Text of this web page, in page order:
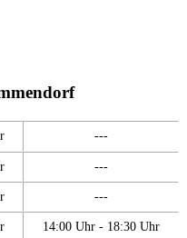
---
---
---
14:00 Uhr - 18:30 Uhr